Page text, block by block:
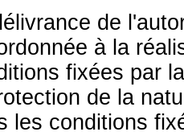
de
à la
fixées par
de la
les conditions